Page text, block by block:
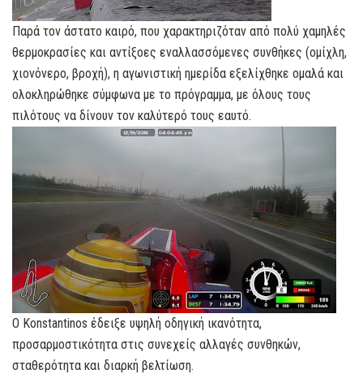
Παρά τον άστατο καιρό, που χαρακτηριζόταν από πολύ χαμηλές
θερμοκρασίες και αντίξοες εναλλασσόμενες συνθήκες (ομίχλη,
χιονόνερο, βροχή), η αγωνιστική ημερίδα εξελίχθηκε ομαλά και
ολοκληρώθηκε σύμφωνα με το πρόγραμμα, με όλους τους
πιλότους να δίνουν τον καλύτερό τους εαυτό.
Ο Konstantinos έδειξε υψηλή οδηγική ικανότητα,
προσαρμοστικότητα στις συνεχείς αλλαγές συνθηκών,
σταθερότητα και διαρκή βελτίωση.